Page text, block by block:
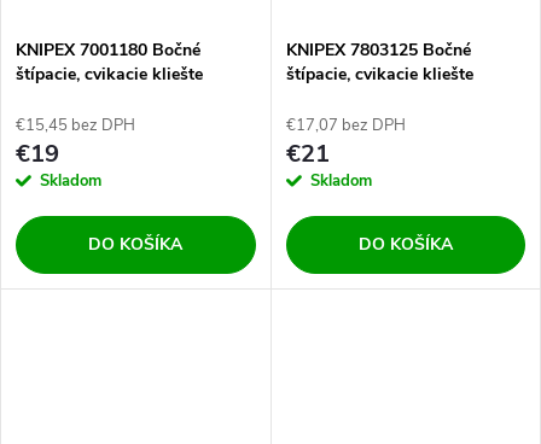
o
v
v
KNIPEX 7001180 Bočné
štípacie, cvikacie kliešte
€15,45 bez DPH
€19
Skladom
DO KOŠÍKA
KNIPEX 7803125 Bočné
štípacie, cvikacie kliešte
€17,07 bez DPH
€21
Skladom
DO KOŠÍKA